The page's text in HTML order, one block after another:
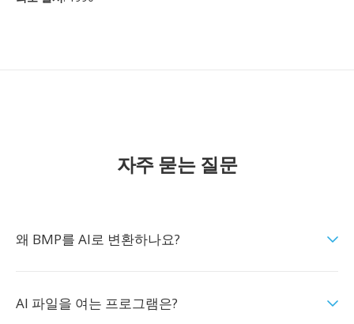
자주 묻는 질문
왜 BMP를 AI로 변환하나요?
AI 파일을 여는 프로그램은?